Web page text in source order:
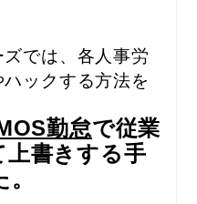
では、各人事労
ックする方法を
勤怠で従業
上書きする手